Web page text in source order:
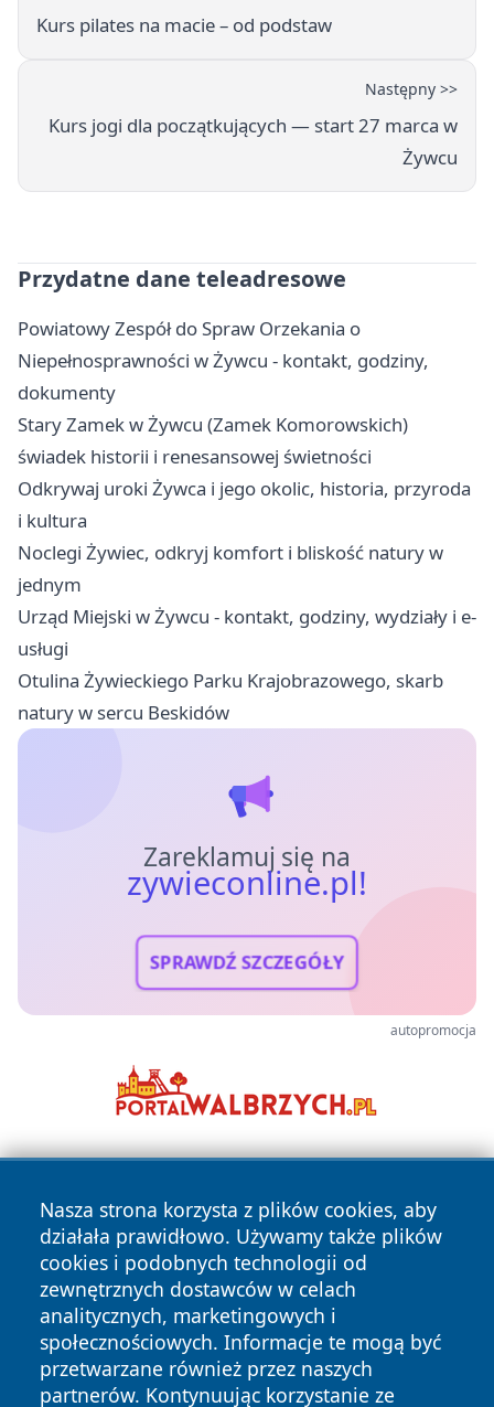
Kurs pilates na macie – od podstaw
Następny >>
Kurs jogi dla początkujących — start 27 marca w
Żywcu
Przydatne dane teleadresowe
Powiatowy Zespół do Spraw Orzekania o
Niepełnosprawności w Żywcu - kontakt, godziny,
dokumenty
Stary Zamek w Żywcu (Zamek Komorowskich)
świadek historii i renesansowej świetności
Odkrywaj uroki Żywca i jego okolic, historia, przyroda
i kultura
Noclegi Żywiec, odkryj komfort i bliskość natury w
jednym
Urząd Miejski w Żywcu - kontakt, godziny, wydziały i e-
usługi
Otulina Żywieckiego Parku Krajobrazowego, skarb
natury w sercu Beskidów
Zareklamuj się na
zywieconline.pl!
SPRAWDŹ SZCZEGÓŁY
autopromocja
Nasza strona korzysta z plików cookies, aby
działała prawidłowo. Używamy także plików
cookies i podobnych technologii od
zewnętrznych dostawców w celach
analitycznych, marketingowych i
społecznościowych. Informacje te mogą być
przetwarzane również przez naszych
partnerów. Kontynuując korzystanie ze
Copyright © 2026 zywieconline.pl Wszystkie prawa
zastrzeżone.
Polityka Polityka